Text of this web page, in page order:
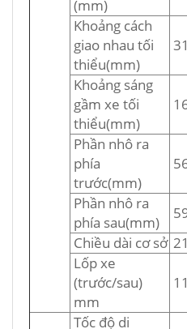
(mm)
Khoảng cách
giao nhau tối
thiểu(mm)
Khoảng sáng
gầm xe tối
thiểu(mm)
Phần nhô ra
phía
trước(mm)
Phần nhô ra
phía sau(mm)
Chiều dài cơ sở
Lốp xe
(trước/sau)
mm
Tốc độ di